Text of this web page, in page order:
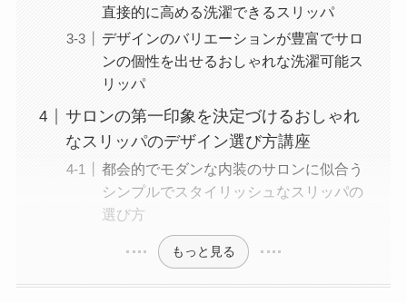
直接的に高める洗濯できるスリッパ
デザインのバリエーションが豊富でサロ
ンの個性を出せるおしゃれな洗濯可能ス
リッパ
サロンの第一印象を決定づけるおしゃれ
なスリッパのデザイン選び方講座
都会的でモダンな内装のサロンに似合う
シンプルでスタイリッシュなスリッパの
選び方
もっと見る